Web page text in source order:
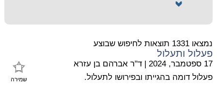
נמצאו 1331 תוצאות לחיפוש שבוצע
פעלול ותעלול
שמירה
17 ספטמבר, 2024 | ד"ר אברהם בן עזרא
פעלול דומה בהגייתו ובפירושו לתעלול.